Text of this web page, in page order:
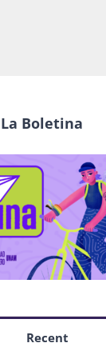
Boletina
Recent